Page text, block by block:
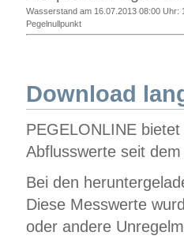
Wasserstand am 16.07.2013 08:00 Uhr:
Pegelnullpunkt
Download
PEGELONLINE
Abflusswerte seit
Bei den
Diese Messwerte
oder andere